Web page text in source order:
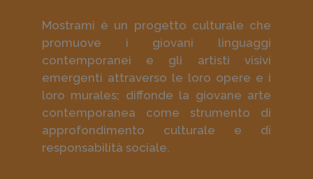
Mostrami è un progetto culturale che
promuove i giovani linguaggi
contemporanei e gli artisti visivi
emergenti attraverso le loro opere e i
loro murales; diffonde la giovane arte
contemporanea come strumento di
approfondimento culturale e di
responsabilità sociale.